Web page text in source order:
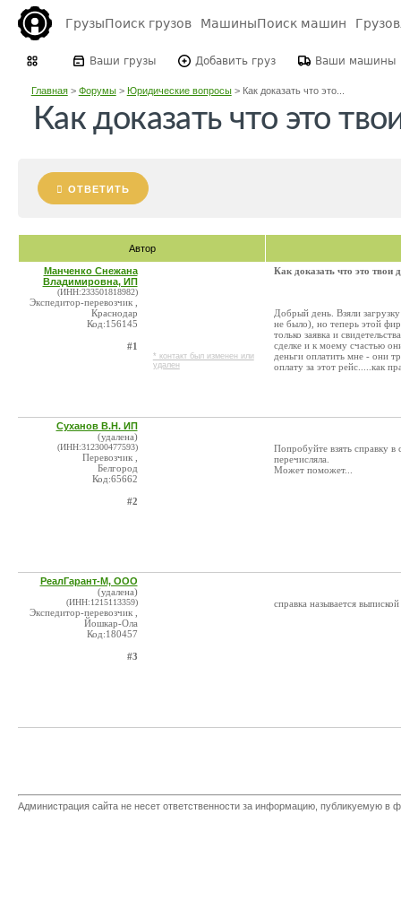
ГрузыПоиск грузов МашиныПоиск машин
Ваши грузы Добавить груз Ваши машины
Главная> Форумы> Юридические вопросы> Как доказать что это...
Как доказать что это
ОТВЕТИТЬ
Автор
Манченко Снежана
Владимировна, ИП
(ИНН:233501818982)
Экспедитор-перевозчик ,
Краснодар
Код:156145
#1
* контакт был изменен или
удален
Как доказать что это твои
Добрый день. Взяли
не было), но теперь этой
только заявка и
сделке и к моему счастью
деньги оплатить мне - они
оплату за этот рейс.....как
Суханов В.Н. ИП
(удалена)
(ИНН:312300477593)
Перевозчик ,
Белгород
Код:65662
#2
Попробуйте взять справку
перечисляла.
Может поможет...
РеалГарант-М, ООО
(удалена)
(ИНН:1215113359)
Экспедитор-перевозчик ,
Йошкар-Ола
Код:180457
#3
справка называется
Администрация сайта не несет ответственности за информацию, публикуемую